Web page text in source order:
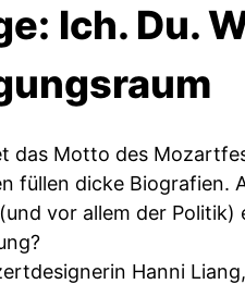
Ich. Du.
das Motto des
füllen dicke Biografien.
vor allem der
Hanni